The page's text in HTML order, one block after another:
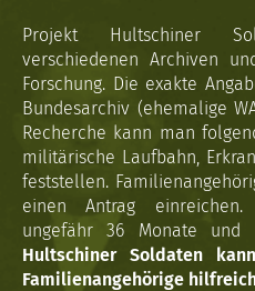
Projekt Hultschiner
verschiedenen Archiven
Forschung. Die exakte
Bundesarchiv (ehemalige
Recherche kann man
militärische Laufbahn,
feststellen.
einen Antrag
ungefähr 36 Monate
Hultschiner Soldaten
Familienangehörige